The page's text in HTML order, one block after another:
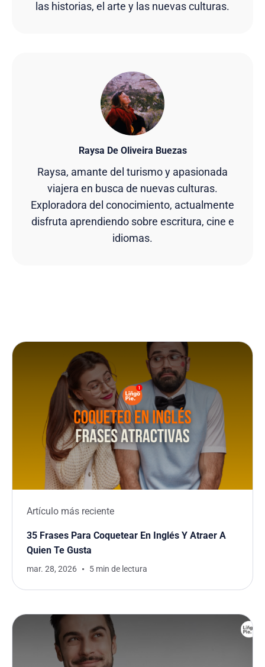
las historias, el arte y las nuevas culturas.
Raysa De Oliveira Buezas
Raysa, amante del turismo y apasionada
viajera en busca de nuevas culturas.
Exploradora del conocimiento, actualmente
disfruta aprendiendo sobre escritura, cine e
idiomas.
Artículo más reciente
35 Frases Para Coquetear En Inglés Y Atraer A
Quien Te Gusta
mar. 28, 2026 5 min de lectura